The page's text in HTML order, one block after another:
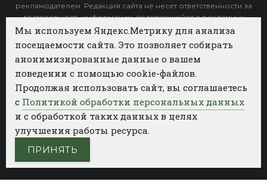
рекламодателем. Редакция сайта не несет ответственности за
достоверность информации, содержащейся в рекламных
объявлениях.
Категории
ФОТОБАНК АГЕНТСТВА БИЗНЕС НОВОСТЕЙ
РЕГИОНЫ ПОЛИТИКА ОБЩЕСТВО
Мы используем Яндекс.Метрику для анализа
посещаемости сайта. Это позволяет собирать
анонимизированные данные о вашем
поведении с помощью cookie-файлов.
Продолжая использовать сайт, вы соглашаетесь
с Политикой обработки персональных данных
и с обработкой таких данных в целях
улучшения работы ресурса.
ПРИНЯТЬ